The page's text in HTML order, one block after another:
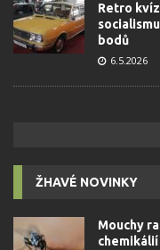
Retro
bodů
6.5.2026
ŽHAVÉ NOVINKY
Mouchy